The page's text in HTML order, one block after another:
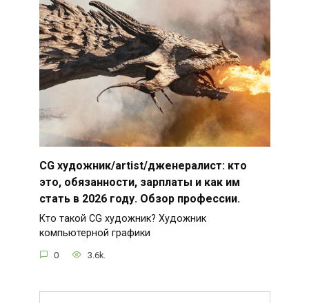
CG художник/artist/дженералист: кто
это, обязанности, зарплаты и как им
стать в 2026 году. Обзор профессии.
Кто такой CG художник? Художник
компьютерной графики
0 3.6k.